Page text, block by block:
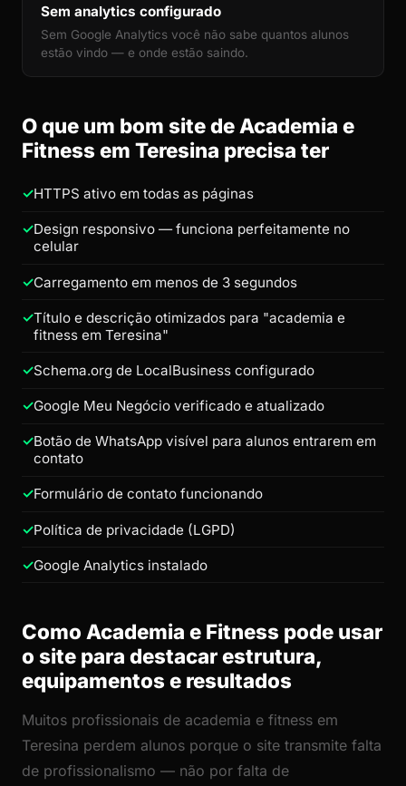
Sem analytics configurado
Sem Google Analytics você não sabe quantos alunos
estão vindo — e onde estão saindo.
O que um bom site de Academia e
Fitness em Teresina precisa ter
HTTPS ativo em todas as páginas
Design responsivo — funciona perfeitamente no
celular
Carregamento em menos de 3 segundos
Título e descrição otimizados para "academia e
fitness em Teresina"
Schema.org de LocalBusiness configurado
Google Meu Negócio verificado e atualizado
Botão de WhatsApp visível para alunos entrarem em
contato
Formulário de contato funcionando
Política de privacidade (LGPD)
Google Analytics instalado
Como Academia e Fitness pode usar
o site para destacar estrutura,
equipamentos e resultados
Muitos profissionais de academia e fitness em
Teresina perdem alunos porque o site transmite falta
de profissionalismo — não por falta de